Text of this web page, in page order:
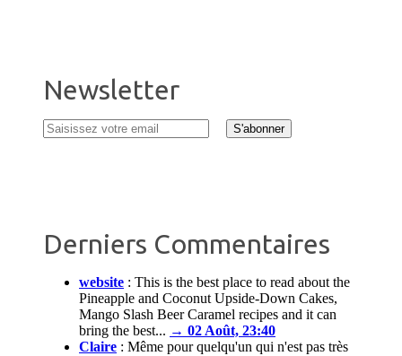
Newsletter
Derniers Commentaires
website : This is the best place to read about the
Pineapple and Coconut Upside-Down Cakes,
Mango Slash Beer Caramel recipes and it can
bring the best... → 02 Août, 23:40
Claire : Même pour quelqu'un qui n'est pas très